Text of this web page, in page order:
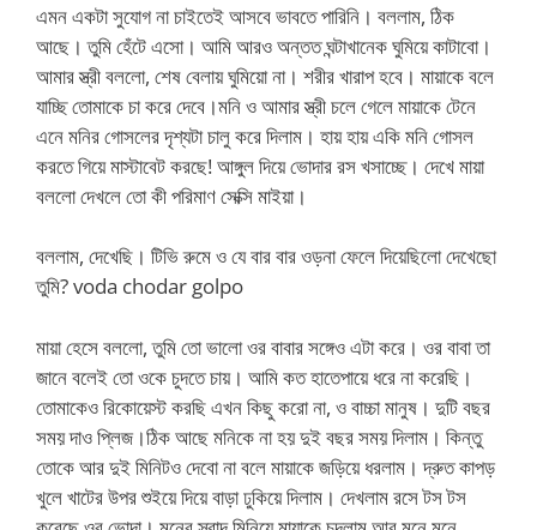
এমন একটা সুযোগ না চাইতেই আসবে ভাবতে পারিনি। বললাম, ঠিক
আছে। তুমি হেঁটে এসো। আমি আরও অন্তত ঘন্টাখানেক ঘুমিয়ে কাটাবো।
আমার স্ত্রী বললো, শেষ বেলায় ঘুমিয়ো না। শরীর খারাপ হবে। মায়াকে বলে
যাচ্ছি তোমাকে চা করে দেবে।মনি ও আমার স্ত্রী চলে গেলে মায়াকে টেনে
এনে মনির গোসলের দৃশ্যটা চালু করে দিলাম। হায় হায় একি মনি গোসল
করতে গিয়ে মাস্টাবেট করছে! আঙ্গুল দিয়ে ভোদার রস খসাচ্ছে। দেখে মায়া
বললো দেখলে তো কী পরিমাণ সেক্সি মাইয়া।
বললাম, দেখেছি। টিভি রুমে ও যে বার বার ওড়না ফেলে দিয়েছিলো দেখেছো
তুমি? voda chodar golpo
মায়া হেসে বললো, তুমি তো ভালো ওর বাবার সঙ্গেও এটা করে। ওর বাবা তা
জানে বলেই তো ওকে চুদতে চায়। আমি কত হাতেপায়ে ধরে না করেছি।
তোমাকেও রিকোয়েস্ট করছি এখন কিছু করো না, ও বাচ্চা মানুষ। দুটি বছর
সময় দাও প্লিজ।ঠিক আছে মনিকে না হয় দুই বছর সময় দিলাম। কিন্তু
তোকে আর দুই মিনিটও দেবো না বলে মায়াকে জড়িয়ে ধরলাম। দ্রুত কাপড়
খুলে খাটের উপর শুইয়ে দিয়ে বাড়া ঢুকিয়ে দিলাম। দেখলাম রসে টস টস